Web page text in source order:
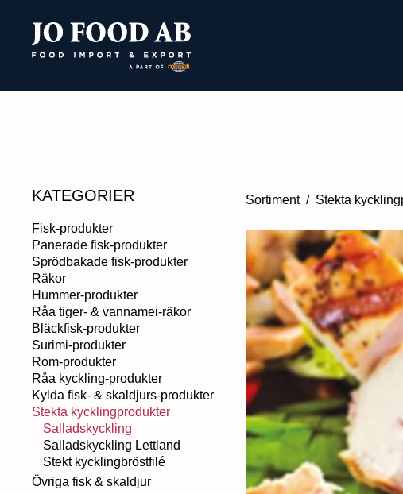
KATEGORIER
Fisk-produkter
Panerade fisk-produkter
Sprödbakade fisk-produkter
Räkor
Hummer-produkter
Råa tiger- & vannamei-räkor
Bläckfisk-produkter
Surimi-produkter
Rom-produkter
Råa kyckling-produkter
Kylda fisk- & skaldjurs-produkter
Stekta kycklingprodukter
Salladskyckling
Salladskyckling Lettland
Stekt kycklingbröstfilé
Övriga fisk & skaldjur
Sortiment / Stekta